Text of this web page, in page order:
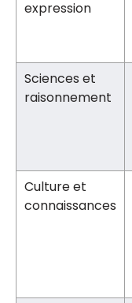
expression
Sciences et
raisonnement
Culture et
connaissances